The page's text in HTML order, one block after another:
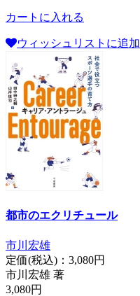
カートに入れる
ウィッシュリストに追加
都市のエクリチュール
市川宏雄
定価(税込)： 3,080円
市川宏雄 著
3,080円